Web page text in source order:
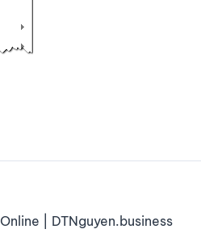
| DTNguyen.business